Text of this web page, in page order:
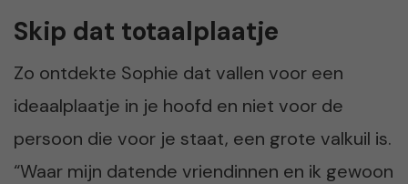
Skip dat totaalplaatje
Zo ontdekte Sophie dat vallen voor een
ideaalplaatje in je hoofd en niet voor de
persoon die voor je staat, een grote valkuil is.
“Waar mijn datende vriendinnen en ik gewoon